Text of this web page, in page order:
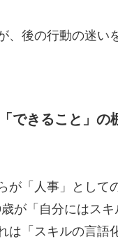
、後の行動の迷い
できること」の
が「人事」として
が「自分にはス
は「スキルの言語